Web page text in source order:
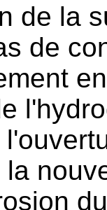
de la
de